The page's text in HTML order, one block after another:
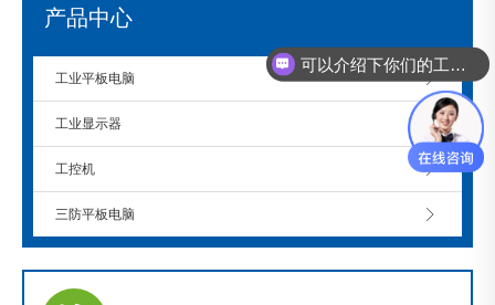
产品中心
工业平板电脑
工业显示器
工控机
三防平板电脑